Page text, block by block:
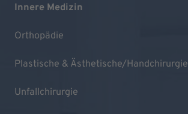
Innere Medizin
Orthopädie
Plastische & Ästhetische/Handchirurgie
Unfallchirurgie